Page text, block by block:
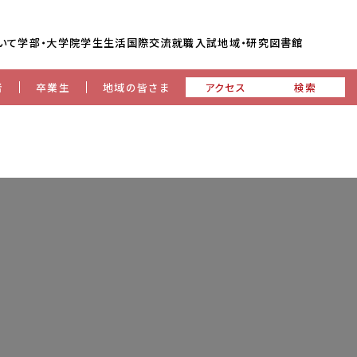
て学部・大学院学生生活国際交流就職入試地域・研究図書館
卒業生 地域の皆さま アクセス 検索